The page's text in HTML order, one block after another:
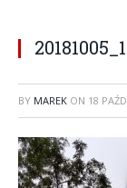
BY MAREK ON 18